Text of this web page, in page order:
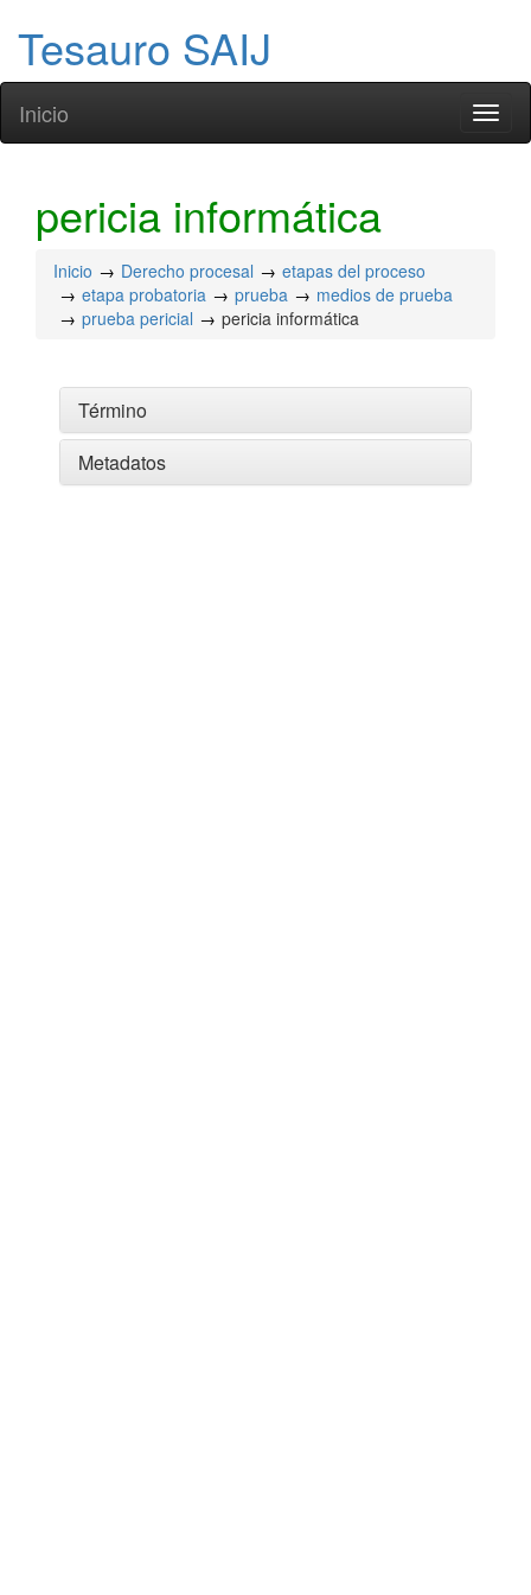
Tesauro SAIJ
Inicio
pericia informática
Inicio Derecho procesal
etapas del proceso
etapa probatoria
prueba
medios de prueba
prueba pericial
pericia informática
Término
Metadatos